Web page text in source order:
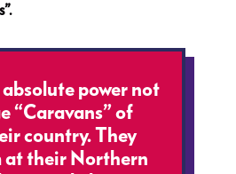
power not
“Caravans” of
country. They
at their Northern